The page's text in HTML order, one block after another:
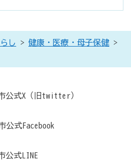
し > 健康・医療・母子保健 >
公式X（旧twitter）
公式Facebook
公式LINE